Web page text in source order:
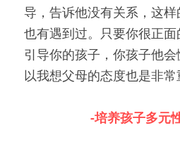
导，告诉他没有关系，这
也有遇到过。只要你很正
引导你的孩子，你孩子他
以我想父母的态度也是非常
-培养孩子多元